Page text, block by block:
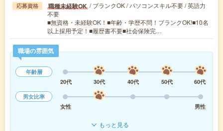
応募資格 職種未経験OK / ブランクOK / パソコンスキル不要 / 英語力
不要
■無資格・未経験OK！■年齢・学歴不問！ブランクOK!■10名
以上採用予定！■履歴書不要■社会保険完…
職場の雰囲気
年齢層
20代
30代 40代 50代
60代
男女比率
女性
男性
もっと見る